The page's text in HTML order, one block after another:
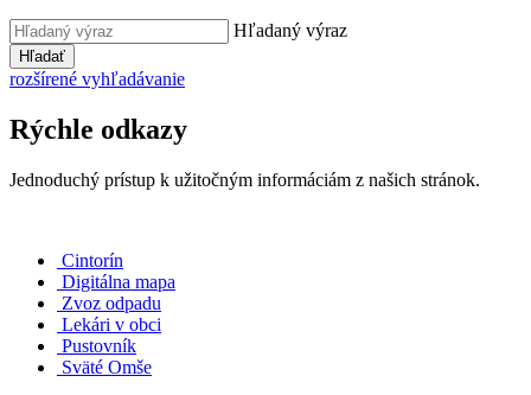
Hľadaný výraz
Hľadať
rozšírené vyhľadávanie
Rýchle odkazy
Jednoduchý prístup k užitočným informáciám z našich stránok.
Cintorín
Digitálna mapa
Zvoz odpadu
Lekári v obci
Pustovník
Sväté Omše